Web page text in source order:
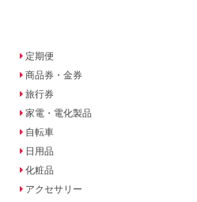
定期便
商品券・金券
旅行券
家電・電化製品
自転車
日用品
化粧品
アクセサリー